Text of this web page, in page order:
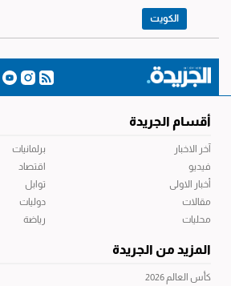
الكويت
أقسام الجريدة
آخر الاخبار
فيديو
أخبار الاولى
مقالات
محليات
برلمانيات
اقتصاد
توابل
دوليات
رياضة
المزيد من الجريدة
كأس العالم 2026